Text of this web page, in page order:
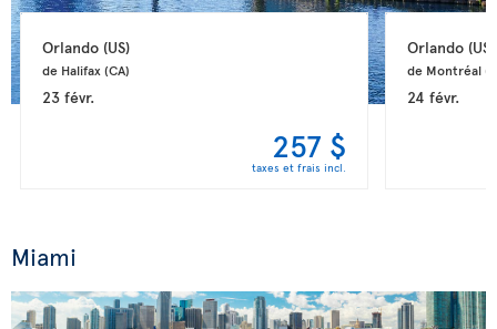
Orlando (US)
de Halifax (CA)
23 févr.
257 $
taxes et frais incl.
Orlando (US)
de Montréal
24 févr.
Miami